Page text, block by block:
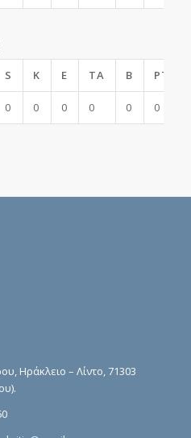
S K E TA B PTS
0 0 0 0 0 0
Ηράκλειο – Λίντο, 71303